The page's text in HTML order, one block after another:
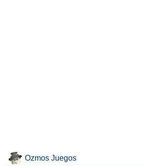
Ozmos Juegos